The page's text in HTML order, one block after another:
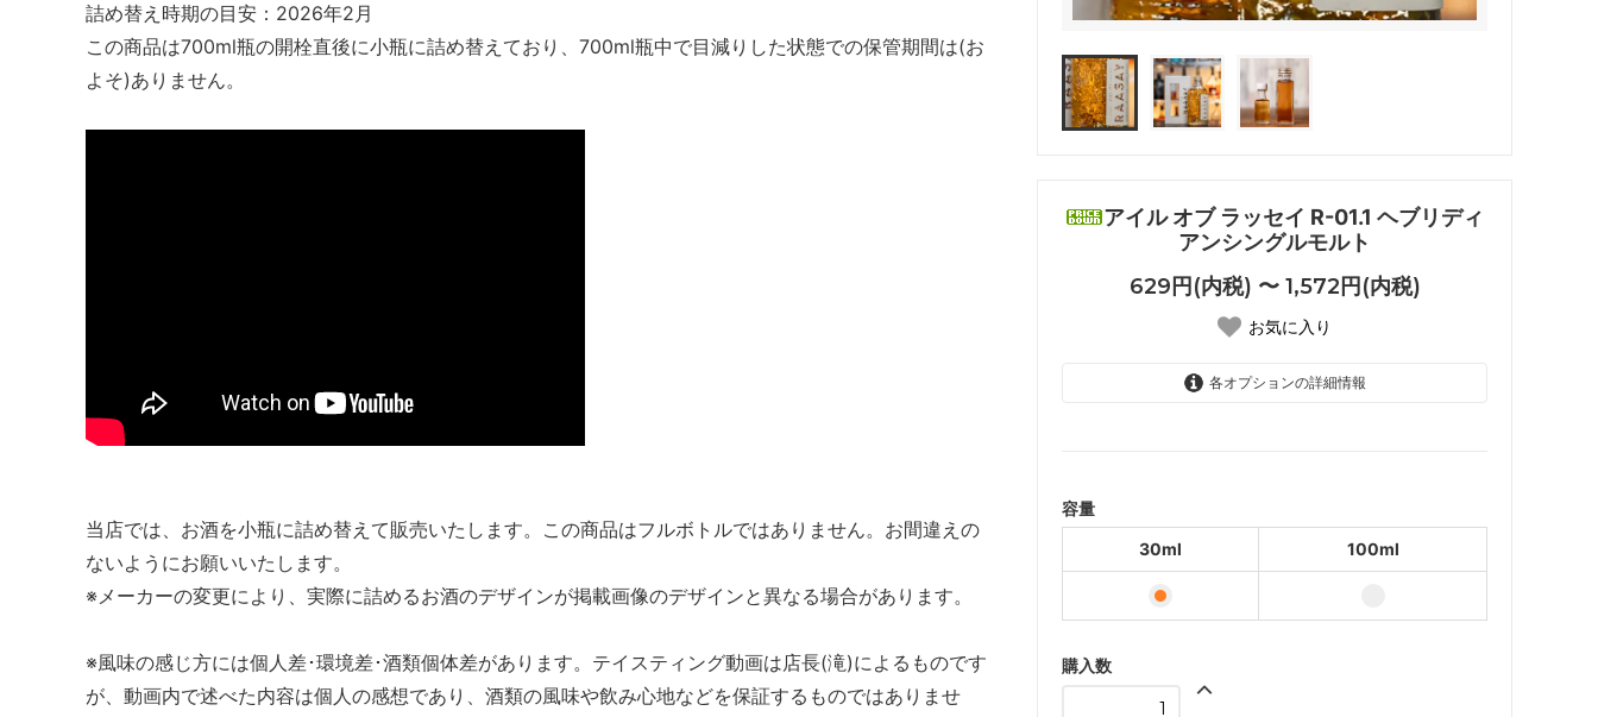
アイル オブ ラッセイ R-01.1 ヘブリディ
アンシングルモルト
629円(内税) 〜 1,572円(内税)
お気に入り
各オプションの詳細情報
容量
30ml
100ml
購入数
詰め替え時期の目安：2026年2月
この商品は700ml瓶の開栓直後に小瓶に詰め替えており、700ml瓶中で目減りした状態での保管期間は(お
よそ)ありません。
当店では、お酒を小瓶に詰め替えて販売いたします。この商品はフルボトルではありません。お間違えの
ないようにお願いいたします。
※メーカーの変更により、実際に詰めるお酒のデザインが掲載画像のデザインと異なる場合があります。
※風味の感じ方には個人差･環境差･酒類個体差があります。テイスティング動画は店長(滝)によるものです
が、動画内で述べた内容は個人の感想であり、酒類の風味や飲み心地などを保証するものではありませ